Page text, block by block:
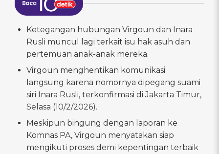
Ketegangan hubungan Virgoun dan Inara
Rusli muncul lagi terkait isu hak asuh dan
pertemuan anak-anak mereka.
Virgoun menghentikan komunikasi
langsung karena nomornya dipegang suami
siri Inara Rusli, terkonfirmasi di Jakarta Timur,
Selasa (10/2/2026).
Meskipun bingung dengan laporan ke
Komnas PA, Virgoun menyatakan siap
mengikuti proses demi kepentingan terbaik